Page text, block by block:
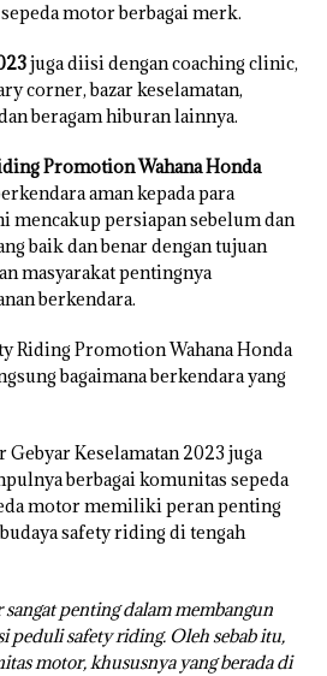
motor berbagai merk.
juga diisi dengan coaching clinic,
corner, bazar keselamatan,
beragam hiburan lainnya.
Promotion Wahana Honda
aman kepada para
mencakup persiapan sebelum dan
baik dan benar dengan tujuan
masyarakat pentingnya
berkendara.
Riding Promotion Wahana Honda
bagaimana berkendara yang
Keselamatan 2023 juga
berbagai komunitas sepeda
motor memiliki peran penting
safety riding di tengah
penting dalam membangun
peduli safety riding. Oleh sebab itu,
motor, khususnya yang berada di